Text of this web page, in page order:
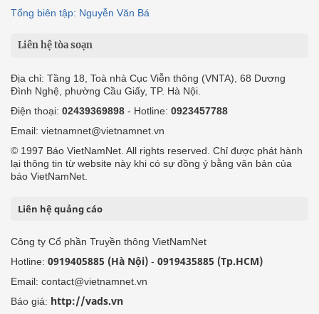
Tổng biên tập: Nguyễn Văn Bá
Liên hệ tòa soạn
Địa chỉ: Tầng 18, Toà nhà Cục Viễn thông (VNTA), 68 Dương
Đình Nghệ, phường Cầu Giấy, TP. Hà Nội.
Điện thoại: 02439369898 - Hotline: 0923457788
Email: vietnamnet@vietnamnet.vn
© 1997 Báo VietNamNet. All rights reserved. Chỉ được phát hành
lại thông tin từ website này khi có sự đồng ý bằng văn bản của
báo VietNamNet.
Liên hệ quảng cáo
Công ty Cổ phần Truyền thông VietNamNet
Hotline: 0919405885 (Hà Nội) - 0919435885 (Tp.HCM)
Email: contact@vietnamnet.vn
Báo giá: http://vads.vn